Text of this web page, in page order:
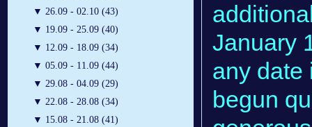
▼ 26.09 - 02.10 (43)
▼ 19.09 - 25.09 (40)
▼ 12.09 - 18.09 (34)
▼ 05.09 - 11.09 (44)
▼ 29.08 - 04.09 (29)
▼ 22.08 - 28.08 (34)
▼ 15.08 - 21.08 (41)
January
any date
begun